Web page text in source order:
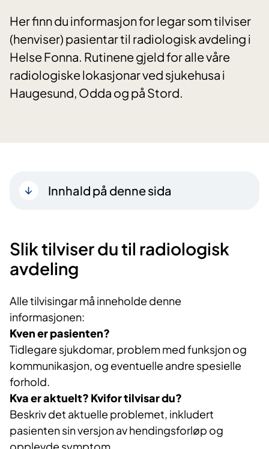
Her finn du informasjon for legar som tilviser
(henviser) pasientar til radiologisk avdeling i
Helse Fonna. Rutinene gjeld for alle våre
radiologiske lokasjonar ved sjukehusa i
Haugesund, Odda og på Stord.
Innhald på denne sida
Slik tilviser du til radiologisk
avdeling
Alle tilvisingar må inneholde denne
informasjonen:
Kven er pasienten?
Tidlegare sjukdomar, problem med funksjon og
kommunikasjon, og eventuelle andre spesielle
forhold.
Kva er aktuelt? Kvifor tilvisar du?
Beskriv det aktuelle problemet, inkludert
pasienten sin versjon av hendingsforløp og